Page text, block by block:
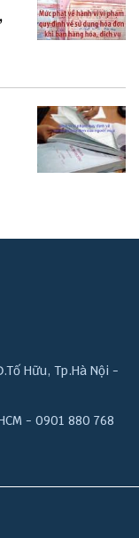
Hữu, Tp.Hà Nội -
- 0901 880 768